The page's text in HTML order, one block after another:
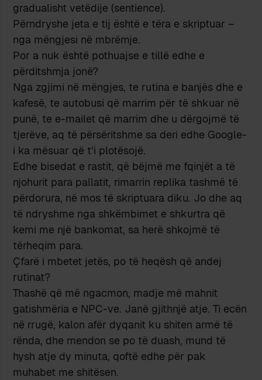
gradualisht vetëdije (sentience).
Përndryshe jeta e tij është e tëra e skriptuar –
nga mëngjesi në mbrëmje.
Por a nuk është pothuajse e tillë edhe e
përditshmja jonë?
Nga zgjimi në mëngjes, te rutina e banjës dhe e
kafesë, te autobusi që marrim për të shkuar në
punë, te e-mailet që marrim dhe u dërgojmë të
tjerëve, aq të përsëritshme sa deri edhe Google-
i ka mësuar që t’i plotësojë.
Edhe bisedat e rastit, që bëjmë me fqinjët a të
njohurit para pallatit, rimarrin replika tashmë të
përdorura, në mos të skriptuara diku. Jo dhe aq
të ndryshme nga shkëmbimet e shkurtra që
kemi me një bankomat, sa herë shkojmë të
tërheqim para.
Çfarë i mbetet jetës, po të heqësh që andej
rutinat?
Thashë që më ngacmon, madje më mahnit
gatishmëria e NPC-ve. Janë gjithnjë atje. Ti ecën
në rrugë, kalon afër dyqanit ku shiten armë të
rënda, dhe mendon se po të duash, mund të
hysh atje dy minuta, qoftë edhe për pak
muhabet me shitësen.